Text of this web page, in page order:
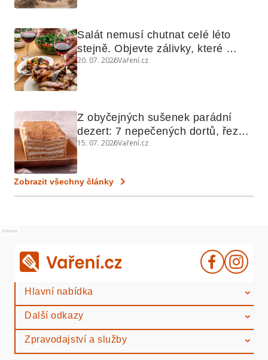
Salát nemusí chutnat celé léto
stejně. Objevte zálivky, které
využijete i na maso, nudle nebo
20. 07. 2026Vaření.cz
Z obyčejných sušenek parádní
dezert: 7 nepečených dortů, řezů
a koláčů
15. 07. 2026Vaření.cz
Zobrazit všechny články
Reklama
Hlavní nabídka
Další odkazy
Zpravodajství a služby